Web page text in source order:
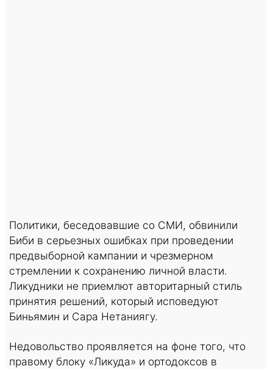
Политики, беседовавшие со СМИ, обвинили
Биби в серьезных ошибках при проведении
предвыборной кампании и чрезмерном
стремлении к сохранению личной власти.
Ликудники не приемлют авторитарный стиль
принятия решений, который исповедуют
Биньямин и Сара Нетаниягу.
Недовольство проявляется на фоне того, что
правому блоку «Ликуда» и ортодоксов в